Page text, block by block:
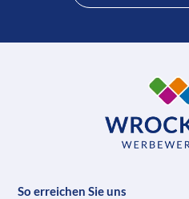
So erreichen Sie uns